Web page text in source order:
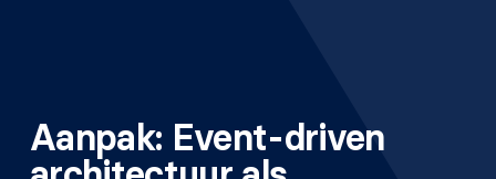
Aanpak: Event-driven